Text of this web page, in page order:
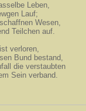
Leben,
Lauf;
Wesen,
Teilchen auf.
verloren,
Bund bestand,
die verstaubten
Sein verband.